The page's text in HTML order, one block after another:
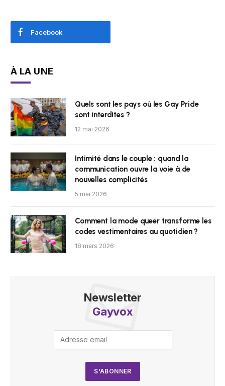
Facebook
À LA UNE
Quels sont les pays où les Gay Pride
sont interdites ?
12 mai 2026
Intimité dans le couple : quand la
communication ouvre la voie à de
nouvelles complicités
5 mai 2026
Comment la mode queer transforme les
codes vestimentaires au quotidien ?
18 mars 2026
Newsletter
Gayvox